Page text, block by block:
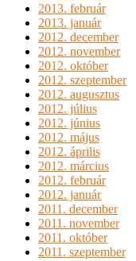
2013. február
2013. január
2012. december
2012. november
2012. október
2012. szeptember
2012. augusztus
2012. július
2012. június
2012. május
2012. április
2012. március
2012. február
2012. január
2011. december
2011. november
2011. október
2011. szeptember